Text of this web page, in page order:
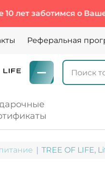
о Вашем
Реферальная
TREE OF LIFE,